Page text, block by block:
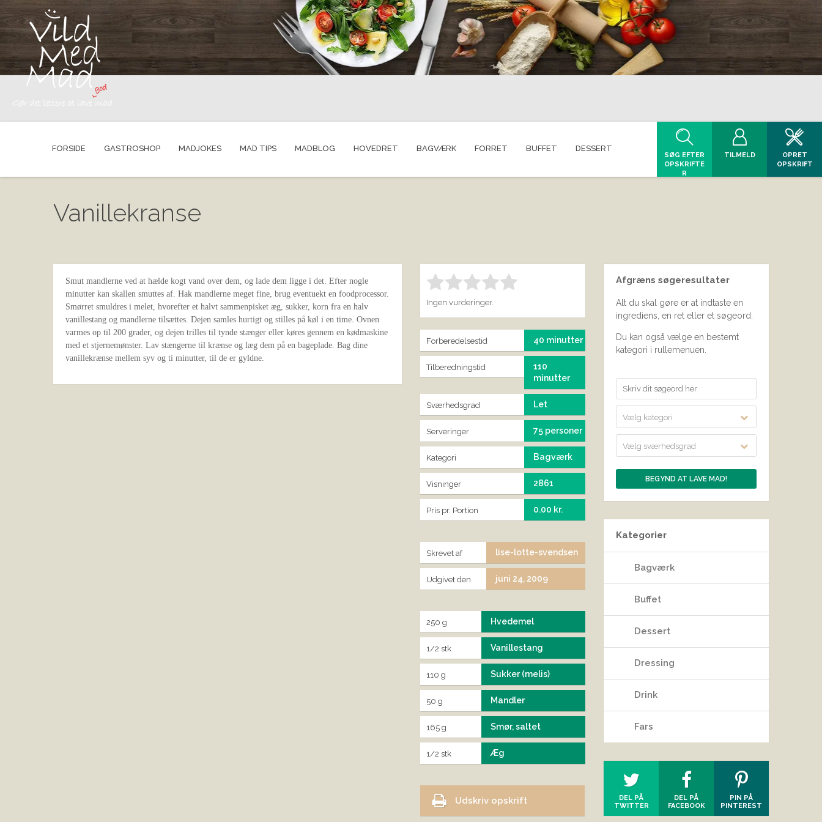
FORSIDE GASTROSHOP MADJOKES MAD TIPS MADBLOG HOVEDRET BAGVÆRK FORRET BUFFET DESSERT
SØG EFTER
OPSKRIFTE
R
TILMELD
OPRET
OPSKRIFT
Vanillekranse
Bedøm denne vare: 1.00 INDSEND BEDØMMELSE
Ingen vurderinger.
Forberedelsestid 40 minutter
Tilberedningstid
110
minutter
Sværhedsgrad Let
Serveringer 75 personer
Kategori Bagværk
Visninger 2861
Pris pr. Portion 0.00 kr.
Skrevet af lise-lotte-svendsen
Udgivet den juni 24, 2009
250 g Hvedemel
1/2 stk Vanillestang
110 g Sukker (melis)
50 g Mandler
165 g Smør, saltet
1/2 stk Æg
Udskriv opskrift
Smut mandlerne ved at hælde kogt vand over dem, og lade dem ligge i det. Efter nogle
minutter kan skallen smuttes af. Hak mandlerne meget fine, brug eventuekt en foodprocessor.
Smørret smuldres i melet, hvorefter et halvt sammenpisket æg, sukker, korn fra en halv
vanillestang og mandlerne tilsættes. Dejen samles hurtigt og stilles på køl i en time. Ovnen
varmes op til 200 grader, og dejen trilles til tynde stænger eller køres gennem en kødmaskine
med et stjernemønster. Lav stængerne til krænse og læg dem på en bageplade. Bag dine
vanillekrænse mellem syv og ti minutter, til de er gyldne.
Afgræns søgeresultater
Alt du skal gøre er at indtaste en
ingrediens, en ret eller et søgeord.
Du kan også vælge en bestemt
kategori i rullemenuen.
Vælg kategori
Vælg sværhedsgrad
Kategorier
Bagværk
Buffet
Dessert
Dressing
Drink
Fars
DEL PÅ
TWITTER
DEL PÅ
FACEBOOK
PIN PÅ
PINTEREST